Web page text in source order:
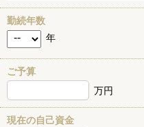
勤続年数
年
ご予算
万円
現在の自己資金